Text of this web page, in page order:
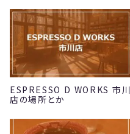
ESPRESSO D WORKS 市川
店の場所とか